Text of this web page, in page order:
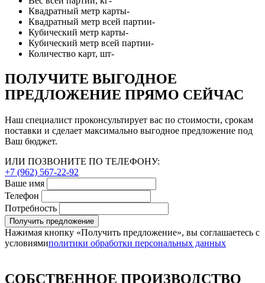
Квадратный метр карты-
Квадратный метр всей партии-
Кубический метр карты-
Кубический метр всей партии-
Количество карт, шт-
ПОЛУЧИТЕ ВЫГОДНОЕ
ПРЕДЛОЖЕНИЕ ПРЯМО СЕЙЧАС
Наш специалист проконсультирует вас по стоимости, срокам
поставки и сделает максимально выгодное предложение под
Ваш бюджет.
ИЛИ ПОЗВОНИТЕ ПО ТЕЛЕФОНУ:
+7 (962) 567-22-92
Ваше имя
Телефон
Потребность
Получить предложение
Нажимая кнопку «Получить предложение», вы соглашаетесь с
условиямиполитики обработки персональных данных
СОБСТВЕННОЕ ПРОИЗВОДСТВО